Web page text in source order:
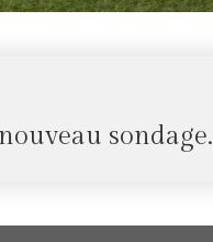
sondage.